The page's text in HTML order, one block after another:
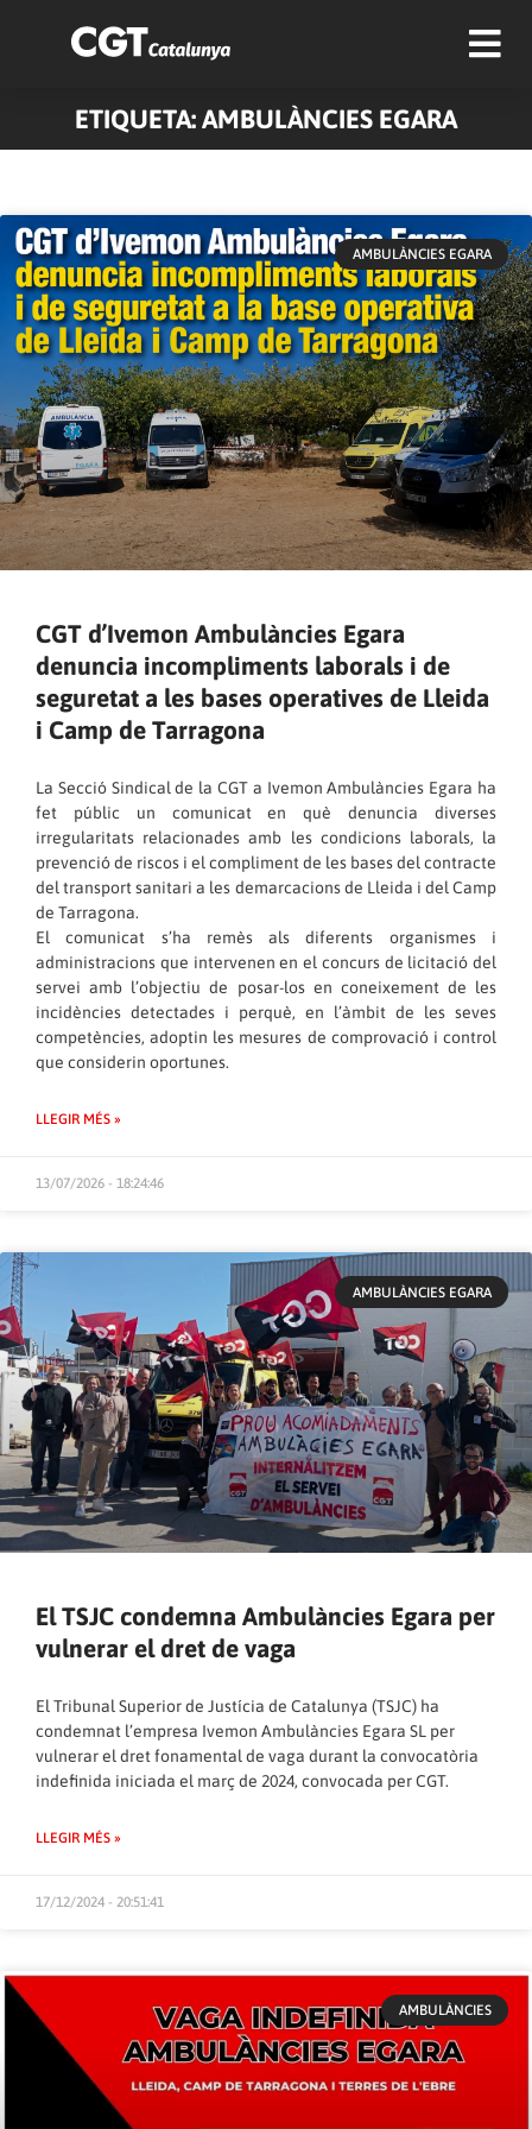
ETIQUETA: AMBULÀNCIES EGARA
AMBULÀNCIES EGARA
CGT d’Ivemon Ambulàncies Egara
denuncia incompliments laborals i de
seguretat a les bases operatives de Lleida
i Camp de Tarragona
La Secció Sindical de la CGT a Ivemon Ambulàncies Egara ha
fet públic un comunicat en què denuncia diverses
irregularitats relacionades amb les condicions laborals, la
prevenció de riscos i el compliment de les bases del contracte
del transport sanitari a les demarcacions de Lleida i del Camp
de Tarragona.
El comunicat s’ha remès als diferents organismes i
administracions que intervenen en el concurs de licitació del
servei amb l’objectiu de posar-los en coneixement de les
incidències detectades i perquè, en l’àmbit de les seves
competències, adoptin les mesures de comprovació i control
que considerin oportunes.
LLEGIR MÉS »
13/07/2026 - 18:24:46
AMBULÀNCIES EGARA
El TSJC condemna Ambulàncies Egara per
vulnerar el dret de vaga
El Tribunal Superior de Justícia de Catalunya (TSJC) ha
condemnat l’empresa Ivemon Ambulàncies Egara SL per
vulnerar el dret fonamental de vaga durant la convocatòria
indefinida iniciada el març de 2024, convocada per CGT.
LLEGIR MÉS »
17/12/2024 - 20:51:41
AMBULÀNCIES